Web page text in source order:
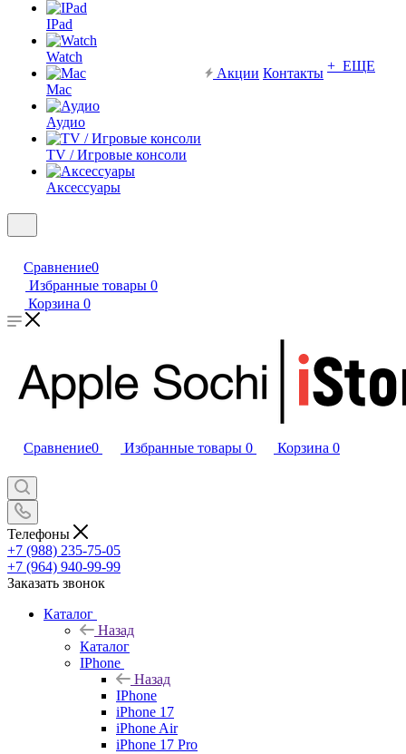
IPad
Watch
Mac
Аудио
TV / Игровые консоли
Аксессуары
Акции Контакты + ЕЩЕ
Сравнение0
Избранные товары 0
Корзина 0
Сравнение0 Избранные товары 0 Корзина 0
Телефоны
+7 (988) 235-75-05
+7 (964) 940-99-99
Заказать звонок
Каталог
Назад
Каталог
IPhone
Назад
IPhone
iPhone 17
iPhone Air
iPhone 17 Pro